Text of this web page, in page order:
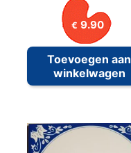
€ 9.90
Toevoegen aan
winkelwagen